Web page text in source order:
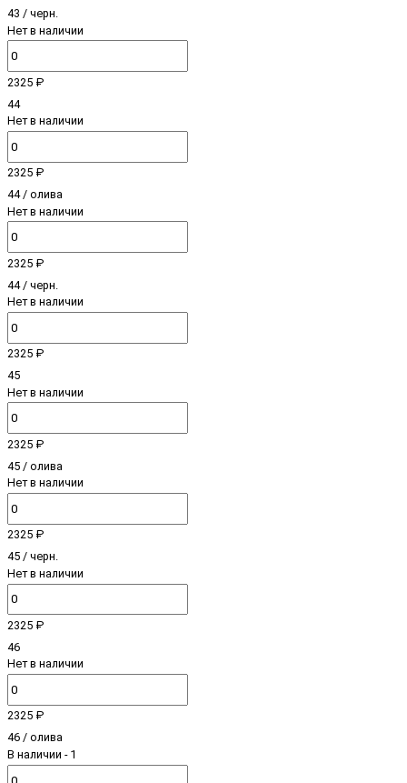
43 / черн.
Нет в наличии
2325 ₽
44
Нет в наличии
2325 ₽
44 / олива
Нет в наличии
2325 ₽
44 / черн.
Нет в наличии
2325 ₽
45
Нет в наличии
2325 ₽
45 / олива
Нет в наличии
2325 ₽
45 / черн.
Нет в наличии
2325 ₽
46
Нет в наличии
2325 ₽
46 / олива
В наличии - 1